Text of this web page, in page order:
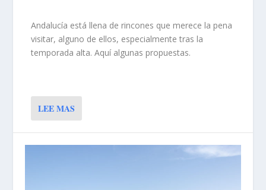
Andalucía está llena de rincones que merece la pena
visitar, alguno de ellos, especialmente tras la
temporada alta. Aquí algunas propuestas.
LEE MAS